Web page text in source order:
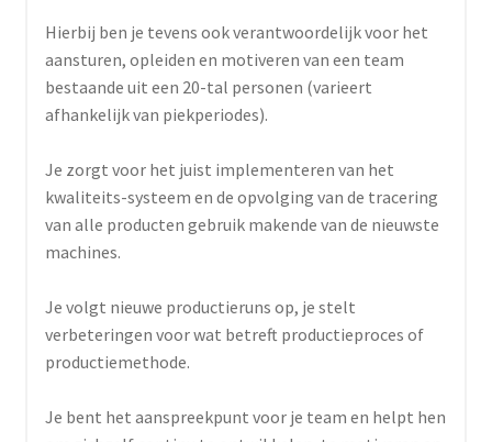
Hierbij ben je tevens ook verantwoordelijk voor het
aansturen, opleiden en motiveren van een team
bestaande uit een 20-tal personen (varieert
afhankelijk van piekperiodes).
Je zorgt voor het juist implementeren van het
kwaliteits-systeem en de opvolging van de tracering
van alle producten gebruik makende van de nieuwste
machines.
Je volgt nieuwe productieruns op, je stelt
verbeteringen voor wat betreft productieproces of
productiemethode.
Je bent het aanspreekpunt voor je team en helpt hen